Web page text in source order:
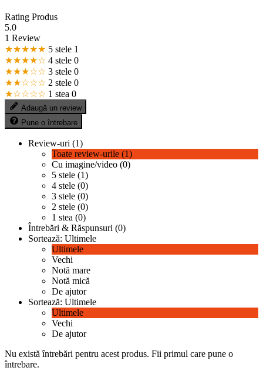
Rating Produs
5.0
1 Review
★★★★★ 5 stele 1
★★★★☆ 4 stele 0
★★★☆☆ 3 stele 0
★★☆☆☆ 2 stele 0
★☆☆☆☆ 1 stea 0
Adaugă un review
Pune o întrebare
Review-uri (1)
Toate review-urile (1)
Cu imagine/video (0)
5 stele (1)
4 stele (0)
3 stele (0)
2 stele (0)
1 stea (0)
Întrebări & Răspunsuri (0)
Sortează: Ultimele
Ultimele
Vechi
Notă mare
Notă mică
De ajutor
Sortează: Ultimele
Ultimele
Vechi
De ajutor
Nu există întrebări pentru acest produs. Fii primul care pune o
întrebare.